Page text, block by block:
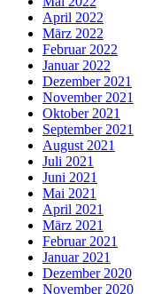
April 2022
März 2022
Februar 2022
Januar 2022
Dezember 2021
November 2021
Oktober 2021
September 2021
August 2021
Juli 2021
Juni 2021
Mai 2021
April 2021
März 2021
Februar 2021
Januar 2021
Dezember 2020
November 2020